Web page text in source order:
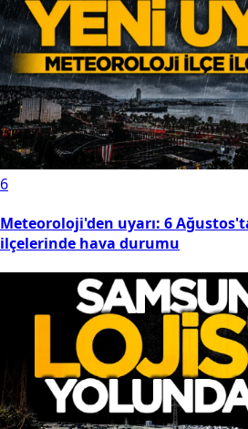
6
Meteoroloji'den uyarı: 6
ilçelerinde hava durumu